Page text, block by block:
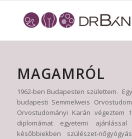
MAGAMRÓL
1962-ben Budapesten születtem.
budapesti Semmelweis
Orvostudományi Karán végeztem
diplomámat egyetemi
későbbiekben szülészet-